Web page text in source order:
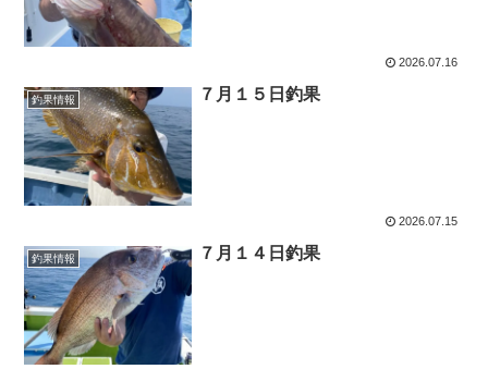
2026.07.16
釣果情報 ７月１５日釣果
2026.07.15
釣果情報 ７月１４日釣果